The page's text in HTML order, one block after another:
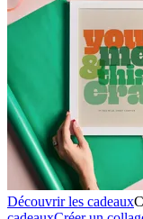
Découvrir les cadeaux